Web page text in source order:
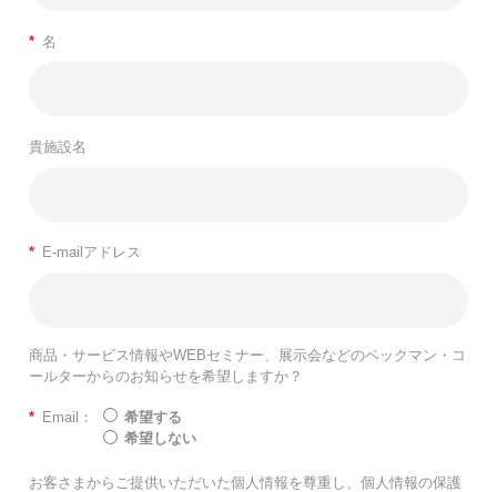
* 名
貴施設名
* E-mailアドレス
商品・サービス情報やWEBセミナー、展示会などのベックマン・コ
ールターからのお知らせを希望しますか？
* Email：
希望する
希望しない
お客さまからご提供いただいた個人情報を尊重し、個人情報の保護